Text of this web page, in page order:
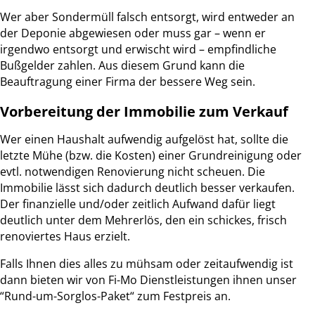
Wer aber Sondermüll falsch entsorgt, wird entweder an
der Deponie abgewiesen oder muss gar – wenn er
irgendwo entsorgt und erwischt wird – empfindliche
Bußgelder zahlen. Aus diesem Grund kann die
Beauftragung einer Firma der bessere Weg sein.
Vorbereitung der Immobilie zum Verkauf
Wer einen Haushalt aufwendig aufgelöst hat, sollte die
letzte Mühe (bzw. die Kosten) einer Grundreinigung oder
evtl. notwendigen Renovierung nicht scheuen. Die
Immobilie lässt sich dadurch deutlich besser verkaufen.
Der finanzielle und/oder zeitlich Aufwand dafür liegt
deutlich unter dem Mehrerlös, den ein schickes, frisch
renoviertes Haus erzielt.
Falls Ihnen dies alles zu mühsam oder zeitaufwendig ist
dann bieten wir von Fi-Mo Dienstleistungen ihnen unser
“Rund-um-Sorglos-Paket“ zum Festpreis an.